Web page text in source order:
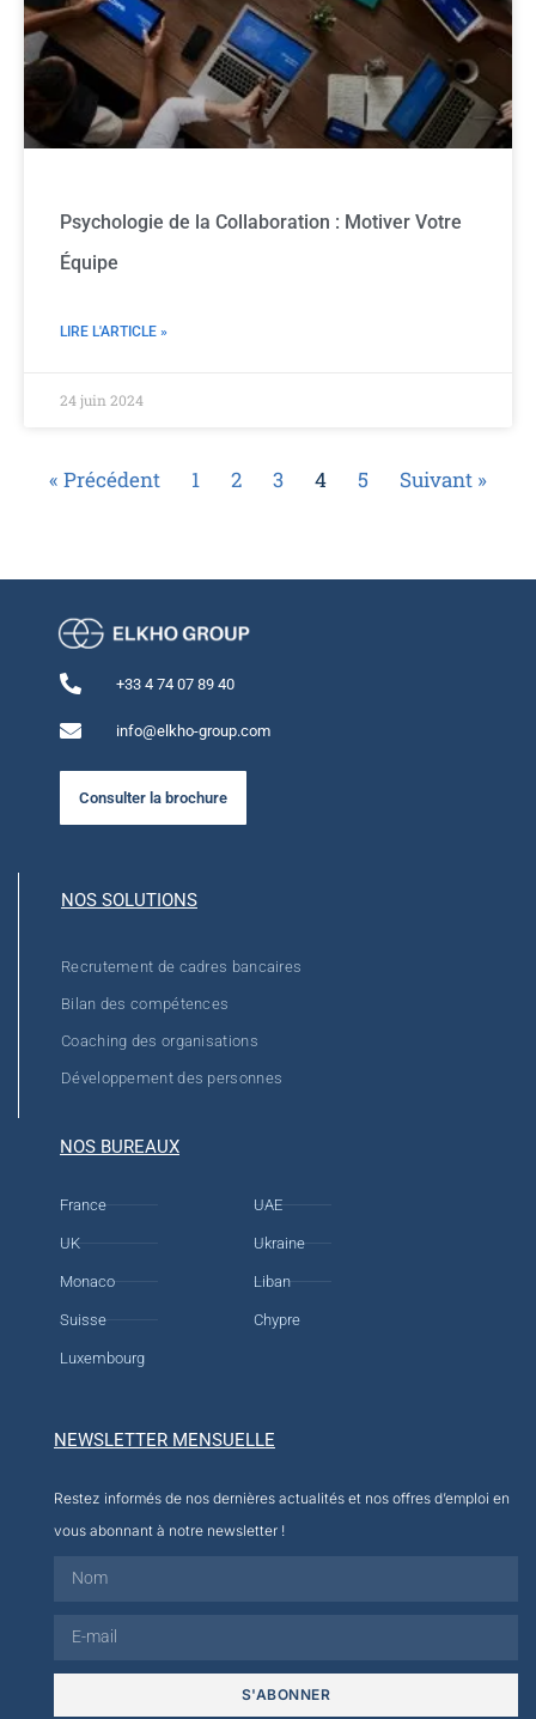
Psychologie de la Collaboration : Motiver Votre
Équipe
LIRE L'ARTICLE »
24 juin 2024
« Précédent 1 2 3 4 5 Suivant »
+33 4 74 07 89 40
info@elkho-group.com
Consulter la brochure
NOS SOLUTIONS
Recrutement de cadres bancaires
Bilan des compétences
Coaching des organisations
Développement des personnes
NOS BUREAUX
France
UK
Monaco
Suisse
Luxembourg
UAE
Ukraine
Liban
Chypre
NEWSLETTER MENSUELLE
Restez informés de nos dernières actualités et nos offres d’emploi en
vous abonnant à notre newsletter !
S'ABONNER